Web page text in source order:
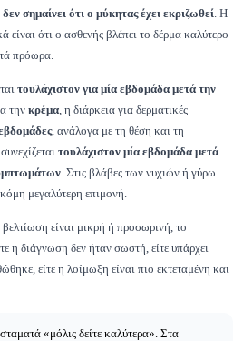
δεν σημαίνει ότι ο μύκητας έχει εκριζωθεί. Η
είναι ότι ο ασθενής βλέπει το δέρμα καλύτερο
πρόωρα.
τουλάχιστον για μία εβδομάδα μετά την
την κρέμα, η διάρκεια για δερματικές
, ανάλογα με τη θέση και τη
τουλάχιστον μία εβδομάδα μετά
. Στις βλάβες των νυχιών ή γύρω
μεγαλύτερη επιμονή.
είναι μικρή ή προσωρινή, το
η διάγνωση δεν ήταν σωστή, είτε υπάρχει
είτε η λοίμωξη είναι πιο εκτεταμένη και
«μόλις δείτε καλύτερα». Στα